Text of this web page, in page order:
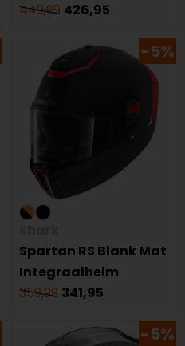
449,99 426,95
-5%
Spartan RS Blank Mat
Integraalhelm
359,99 341,95
-5%